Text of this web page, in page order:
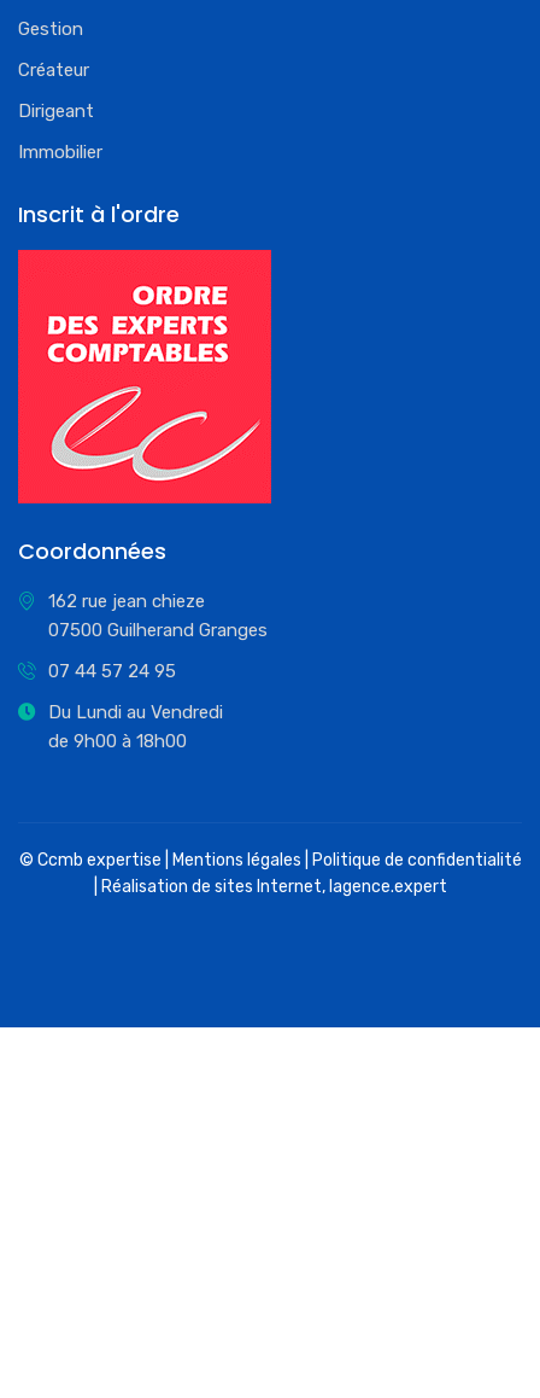
Gestion
Créateur
Dirigeant
Immobilier
Inscrit à l'ordre
Coordonnées
162 rue jean chieze
07500 Guilherand Granges
07 44 57 24 95
Du Lundi au Vendredi
de 9h00 à 18h00
© Ccmb expertise | Mentions légales
Politique de confidentialité
| Réalisation de sites Internet, lagence.expert